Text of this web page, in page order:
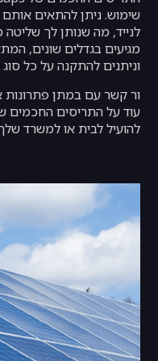
שימוש. ניתן להתאים
לנייד, מה שנותן לך
מגיעים בגדלים שונים,
וניתנים להתקנה על כל
ור קשר עם במתן פתרונות
להועיל לבית או למשרד